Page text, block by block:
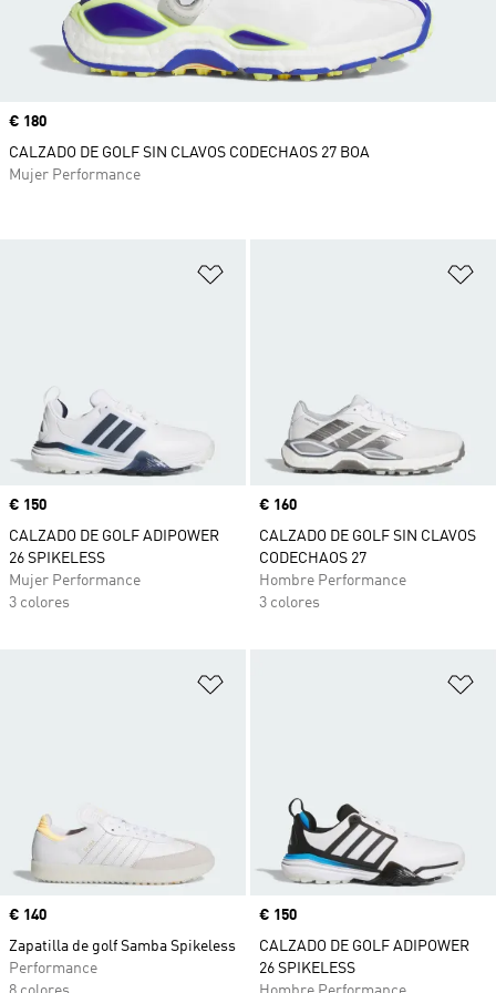
Precio
€ 150
CALZADO DE GOLF ADIPOWER
26 SPIKELESS
Mujer Performance
3 colores
Precio
€ 160
CALZADO DE GOLF SIN CLAVOS
CODECHAOS 27
Hombre Performance
3 colores
Precio
€ 140
Zapatilla de golf Samba Spikeless
Performance
Precio
€ 150
CALZADO DE GOLF ADIPOWER
26 SPIKELESS
Precio
€ 180
CALZADO DE GOLF SIN CLAVOS CODECHAOS 27 BOA
Mujer Performance